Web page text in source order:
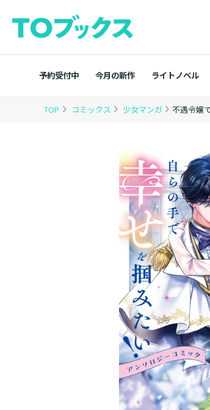
予約受付中 今月の新作 ライトノベル
TOP コミックス 少女マンガ 不遇令嬢